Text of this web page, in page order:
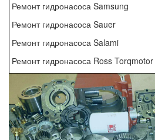
Ремонт гидронасоса Samsung
Ремонт гидронасоса Sauer
Ремонт гидронасоса Salami
Ремонт гидронасоса Ross Torqmotor